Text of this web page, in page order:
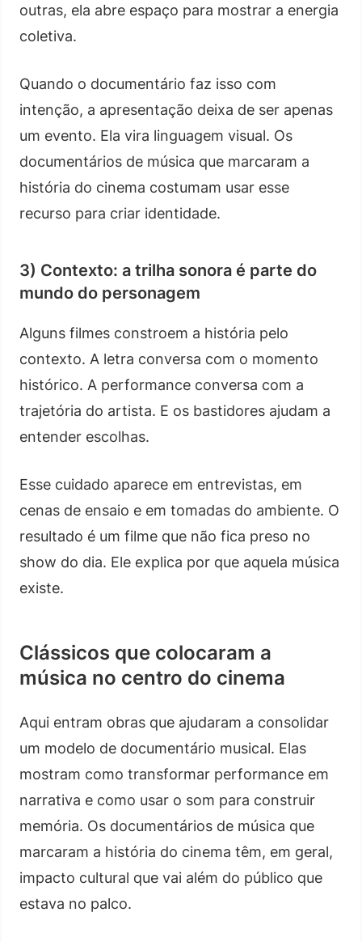
outras, ela abre espaço para mostrar a energia
coletiva.
Quando o documentário faz isso com
intenção, a apresentação deixa de ser apenas
um evento. Ela vira linguagem visual. Os
documentários de música que marcaram a
história do cinema costumam usar esse
recurso para criar identidade.
3) Contexto: a trilha sonora é parte do
mundo do personagem
Alguns filmes constroem a história pelo
contexto. A letra conversa com o momento
histórico. A performance conversa com a
trajetória do artista. E os bastidores ajudam a
entender escolhas.
Esse cuidado aparece em entrevistas, em
cenas de ensaio e em tomadas do ambiente. O
resultado é um filme que não fica preso no
show do dia. Ele explica por que aquela música
existe.
Clássicos que colocaram a
música no centro do cinema
Aqui entram obras que ajudaram a consolidar
um modelo de documentário musical. Elas
mostram como transformar performance em
narrativa e como usar o som para construir
memória. Os documentários de música que
marcaram a história do cinema têm, em geral,
impacto cultural que vai além do público que
estava no palco.